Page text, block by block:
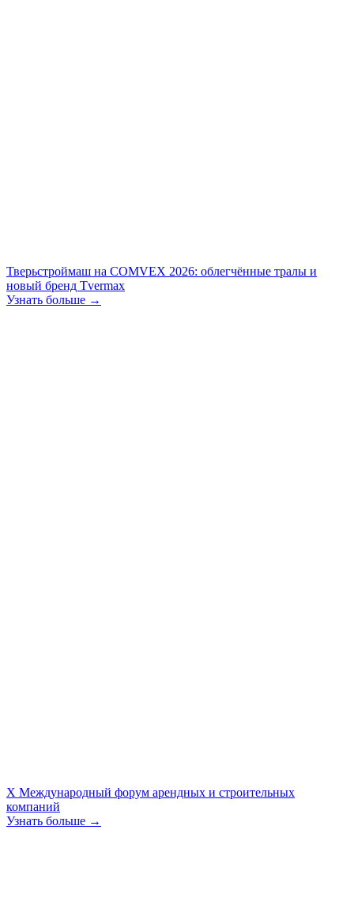
Тверьстроймаш на COMVEX 2026: облегчённые тралы и
новый бренд Tvermax
Узнать больше →
X Международный форум арендных и строительных
компаний
Узнать больше →